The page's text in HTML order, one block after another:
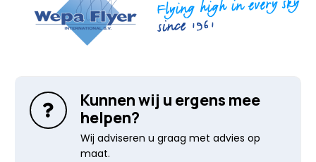
Kunnen wij u ergens mee
helpen?
Wij adviseren u graag met advies op
maat.